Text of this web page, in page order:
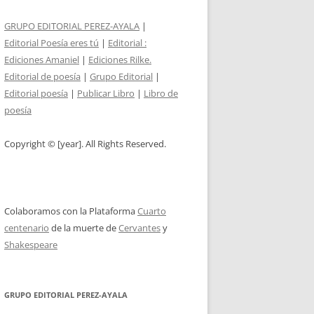
GRUPO EDITORIAL PEREZ-AYALA |
Editorial Poesía eres tú | Editorial :
Ediciones Amaniel | Ediciones Rilke.
Editorial de poesía | Grupo Editorial |
Editorial poesía | Publicar Libro | Libro de
poesía
Copyright © [year]. All Rights Reserved.
Colaboramos con la PlataformaCuarto
centenario de la muerte deCervantesy
Shakespeare
GRUPO EDITORIAL PEREZ-AYALA